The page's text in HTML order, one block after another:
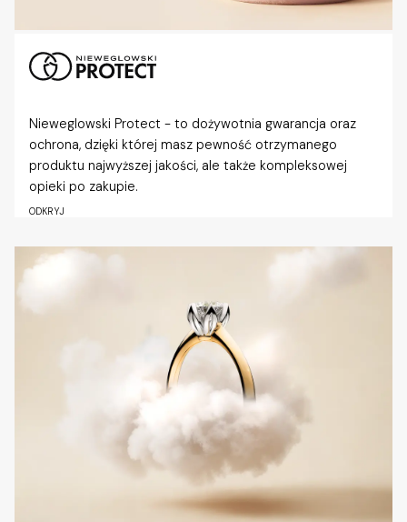
Nieweglowski Protect - to dożywotnia gwarancja oraz
ochrona, dzięki której masz pewność otrzymanego
produktu najwyższej jakości, ale także kompleksowej
opieki po zakupie.
ODKRYJ